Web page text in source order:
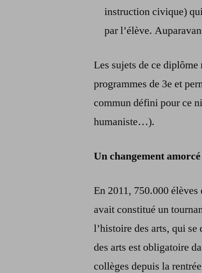
instruction civique)
par l’élève.
Les sujets de ce
programmes de 3e et
commun défini pour ce
humaniste…).
Un changement amorcé
En 2011, 750.000
avait constitué un
l’histoire des arts, qui se
des arts est obligatoire
collèges depuis la